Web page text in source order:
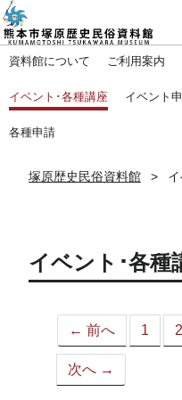
資料館について ご利用案内
イベント･各種講座 イベント
各種申請
塚原歴史民俗資料館
イベント･各種
← 前へ 1 2
次へ →